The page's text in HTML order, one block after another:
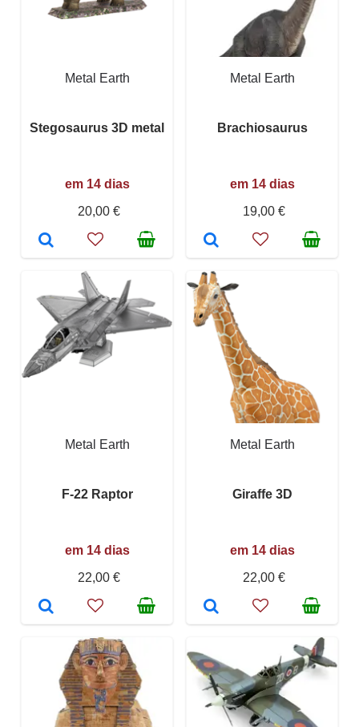
Metal Earth
Stegosaurus 3D metal
em 14 dias
20,00 €
Metal Earth
Brachiosaurus
em 14 dias
19,00 €
Metal Earth
F-22 Raptor
em 14 dias
22,00 €
Metal Earth
Giraffe 3D
em 14 dias
22,00 €